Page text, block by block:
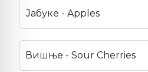
Јабуке - Apples
Вишње - Sour Cherries